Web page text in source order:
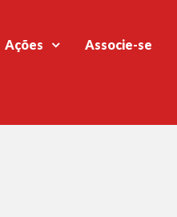
Ações Associe-se